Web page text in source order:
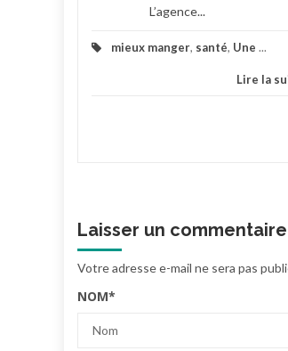
L’agence...
mieux manger, santé, Une ...
Lire la
Laisser un commentaire
Votre adresse e-mail ne sera pas
NOM*